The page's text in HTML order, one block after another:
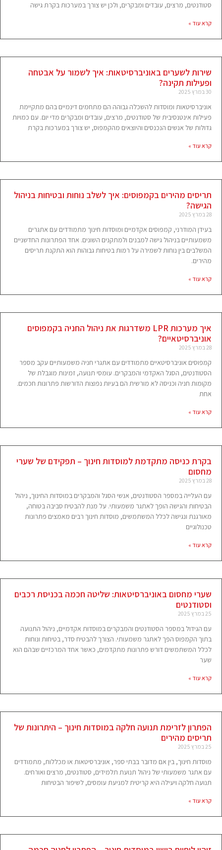
סטודנטים, מרצים, עובדים ומבקרים, ולכן יש צורך במערכות בקרת גישה
קרא עוד »
שירות לשערים באוניברסיטאות: איך לשמור על אבטחה
ופעילות תקינה?
30 במרץ 2025
אוניברסיטאות ומוסדות להשכלה גבוהה הם מתחמים דינמיים בהם מתקיימת
פעילות אינטנסיבית של סטודנטים, מרצים, עובדים ומבקרים מדי יום. עם כמויות
גדולות של אנשים הנכנסים והיוצאים מהקמפוס, יש צורך במערכות בקרת
קרא עוד »
תריסים מהירים בקמפוסים: איך לשלב נוחות ובטיחות בניהול
הגישה?
28 במרץ 2025
בעידן המודרני, קמפוסים אקדמיים ומוסדות חינוך מתמודדים עם אתגרים
משמעותיים בניהול גישה למבנים ולמתקנים השונים. אחד הפתרונות החדשניים
המשלבים בין נוחות לשמירה על רמות בטיחות גבוהות הוא התקנת תריסים
מהירים.
קרא עוד »
איך מערכות LPR משדרגות את ניהול החניה בקמפוסים
אוניברסיטאיים?
28 במרץ 2025
קמפוסים אוניברסיטאיים מתמודדים עם אתגרי חניה משמעותיים עקב מספר
הסטודנטים, הסגל האקדמי והמבקרים. עומסי תנועה, זמינות מוגבלת של
מקומות חניה וכניסה לא מורשית הם בעיות נפוצות הדורשות פתרונות חכמים.
אחת
קרא עוד »
בקרת כניסה מתקדמת למוסדות חינוך – תפקידם של שערי
מחסום
28 במרץ 2025
עם העלייה במספר הסטודנטים, אנשי הסגל והמבקרים במוסדות החינוך, ניהול
הבטיחות והגישה הופך לאתגר משמעותי. על מנת להבטיח סביבה בטוחה,
מאורגנת ונגישה לכלל המשתמשים, מוסדות חינוך רבים מאמצים פתרונות
טכנולוגיים
קרא עוד »
שערי מחסום באוניברסיטאות: שליטה חכמה בכניסת רכבים
וסטודנטים
25 במרץ 2025
עם הגידול במספר הסטודנטים והמבקרים במוסדות אקדמיים, ניהול התנועה
בתוך הקמפוס הפך לאתגר משמעותי. הצורך להבטיח סדר, בטיחות ונוחות
לכלל המשתמשים דורש פתרונות מתקדמים, כאשר אחד המרכזיים שבהם הוא
שער
קרא עוד »
הפתרון לזרימת תנועה חלקה במוסדות חינוך – היתרונות של
תריסים מהירים
25 במרץ 2025
מוסדות חינוך, בין אם מדובר בבתי ספר, אוניברסיטאות או מכללות, מתמודדים
עם אתגר משמעותי של ניהול תנועת תלמידים, סטודנטים, מרצים ואורחים.
תנועה חלקה ויעילה היא קריטית למניעת עומסים, לשיפור הבטיחות
קרא עוד »